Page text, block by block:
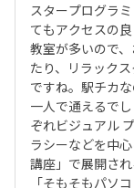
スタープログラ
てもアクセスの
教室が多いので
たり、リラック
ですね。駅チカ
一人で通えるで
ぞれビジュアル
ラシーなどを中
講座」で展開さ
「そもそもパソ